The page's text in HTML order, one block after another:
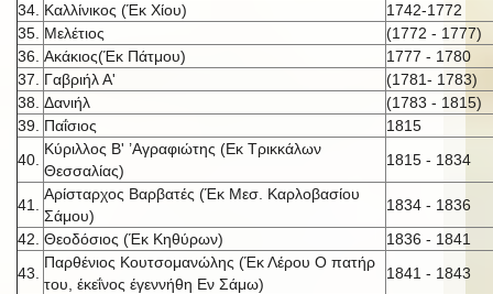
34. Καλλίνικος (Έκ Χίου)
1742-1772
35. Μελέτιος
(1772 - 1777)
36. Ακάκιος(Έκ Πάτμου)
1777 - 1780
37.
Γαβριήλ Α'
(1781- 1783)
38. Δανιήλ
(1783 - 1815)
39. Παΐσιος
1815
40.
Κύριλλος Β' ’Αγραφιώτης (Εκ Τρικκάλων
Θεσσαλίας)
1815 - 1834
41.
Αρίσταρχος Βαρβατές (Έκ Μεσ. Καρλοβασίου
Σάμου)
1834 - 1836
42. Θεοδόσιος (Έκ Κηθύρων)
1836 - 1841
43.
Παρθένιος Κουτσομανώλης (Έκ Λέρου Ο πατήρ
του, έκεΐνος έγεννήθη Εν Σάμω)
1841 - 1843